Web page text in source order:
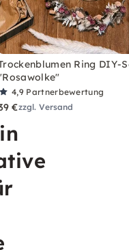
Ring DIY-
4,9 Partnerbewertung
€zzgl. Versand